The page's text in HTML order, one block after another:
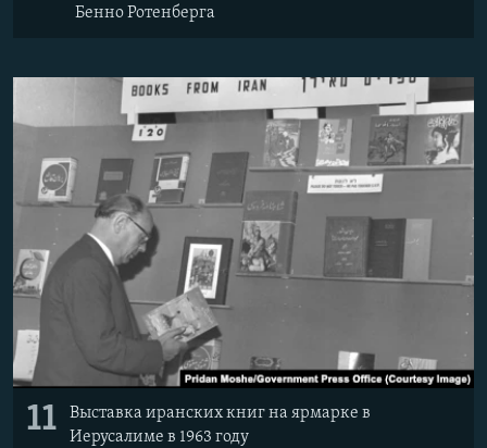
Бенно Ротенберга
11
Выставка иранских книг на ярмарке в
Иерусалиме в 1963 году